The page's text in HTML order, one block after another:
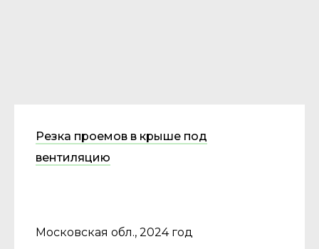
Резка проемов в крыше под
вентиляцию
Московская обл., 2024 год